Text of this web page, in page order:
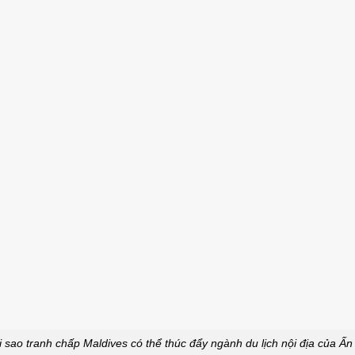
sao tranh chấp Maldives có thể thúc đẩy ngành du lịch nội địa của